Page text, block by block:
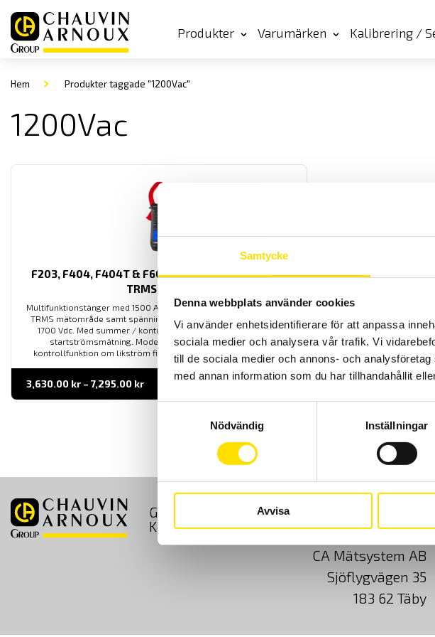
Samtycke
Denna webbplats använder cookies
Vi använder enhetsidentifierare för att anpassa
sociala medier och analysera vår trafik. Vi
till de sociala medier och annons- och
med annan information som du har tillhandahållit
Nödvändig
Inställningar
Avvisa
Produkter Varumärken Kalibrering /
Hem Produkter taggade "1200Vac"
1200Vac
F203, F404, F404T & F604 Multifunktionstänger
TRMS AC/DC
Multifunktionstänger med 1500 A eller 3000 A lik- och växelström
TRMS mätområde samt spänningsmätning upp till 1200 Vac och
1700 Vdc. Med summer / kontinuitet, temperaturmätning och
startströmsmätning. Modell F404T har en automatisk
kontrollfunktion om likström finns på solpanelsinstallationer.
3,630.00 kr – 7,295.00 krPrisintervall:
till
LÄS MER
GDPR Köpvillkor
Kontakt
CA Mätsystem AB
Sjöflygvägen 35
183 62 Täby